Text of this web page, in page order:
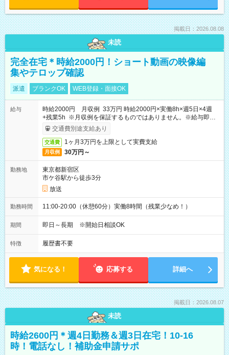
掲載日：2026.08.08
未読
完全在宅＊時給2000円！ショート動画の映像編
集やテロップ確認
派遣 ブランクOK WEB登録・面接OK
給与
時給2000円 月収例 33万円 時給2000円×実働8h×週5日×4週
+残業5h ※月収例を保証するものではありません。※給与即受
取りサービス利用可（利用条件有）
交通費別途支給あり
交通費 1ヶ月3万円を上限として実費支給
月収例 30万円～
勤務地
東京都新宿区
市ケ谷駅から徒歩3分
放送
勤務時間 11:00-20:00（休憩60分）実働8時間（残業少なめ！）
期間 即日～長期 ※開始日相談OK
特徴 履歴書不要
気になる！ 応募する 詳細へ
掲載日：2026.08.07
未読
時給2600円＊週4日勤務＆週3日在宅！10-16
時！電話なし！補助金申請サポ